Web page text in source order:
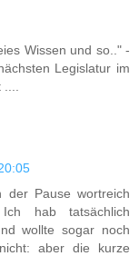
Wissen und so.." -
Legislatur im
Pause wortreich
hab tatsächlich
wollte sogar noch
aber die kurze